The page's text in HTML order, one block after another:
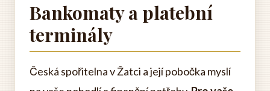
Bankomaty a platební
terminály
Česká spořitelna v Žatci a její pobočka myslí